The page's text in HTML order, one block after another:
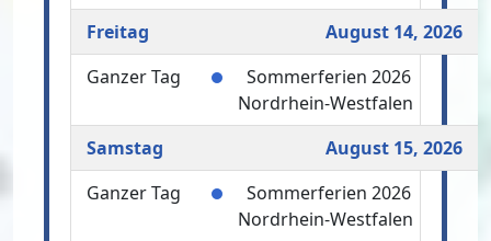
Freitag
August 14, 2026
Ganzer Tag
Sommerferien 2026
Nordrhein-Westfalen
Samstag
August 15, 2026
Ganzer Tag
Sommerferien 2026
Nordrhein-Westfalen